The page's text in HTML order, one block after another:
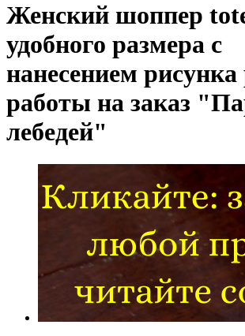
Женский шоппер
удобного размера с
нанесением
работы на заказ
лебедей"